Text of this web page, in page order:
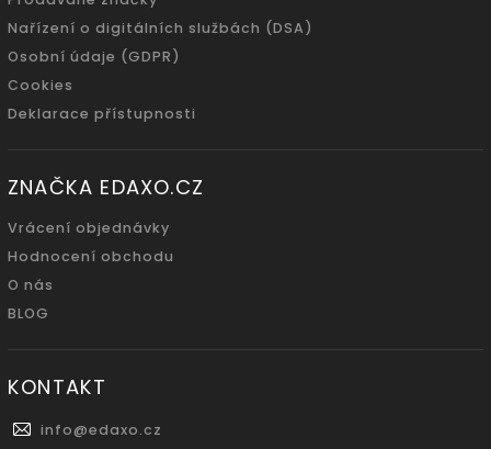
Nařízení o digitálních službách (DSA)
Osobní údaje (GDPR)
Cookies
Deklarace přístupnosti
ZNAČKA EDAXO.CZ
Vrácení objednávky
Hodnocení obchodu
O nás
BLOG
KONTAKT
info@edaxo.cz